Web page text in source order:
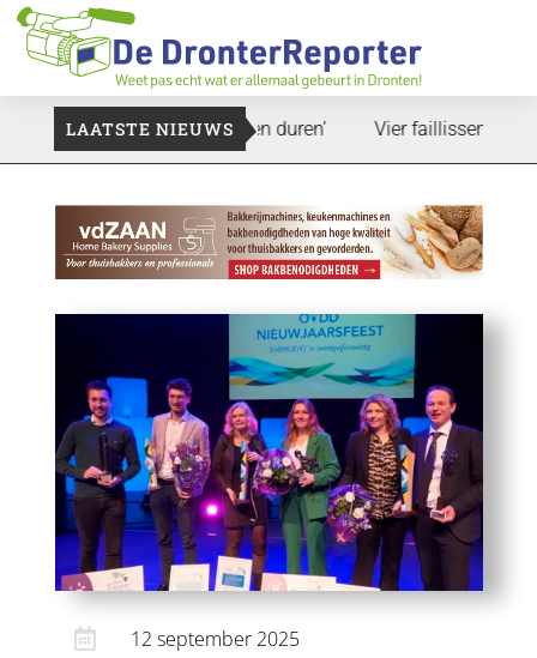
LAATSTE NIEUWS
zal ook nog wel even duren’ Vier faillissementen in
 12 september 2025